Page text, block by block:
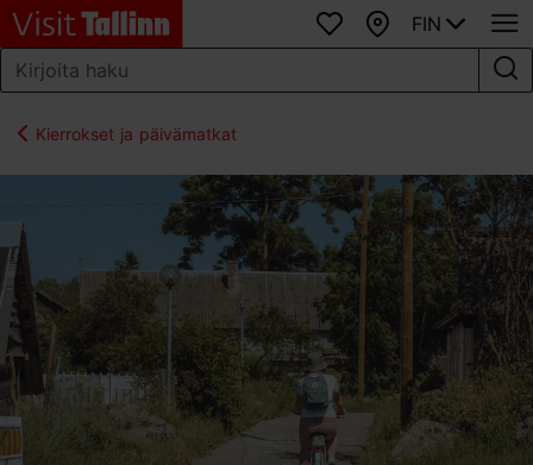
SuosikitKartta
FIN
Kierrokset ja päivämatkat